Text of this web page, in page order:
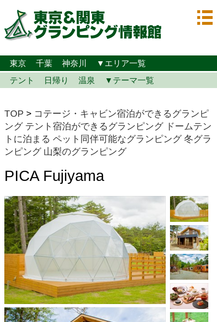
東京 千葉 神奈川
▼エリア一覧
テント
日帰り 温泉 ▼テーマ一覧
TOP > コテージ・キャビン宿泊ができるグランピ
ング テント宿泊ができるグランピング ドームテン
トに泊まる ペット同伴可能なグランピング 冬グラ
ンピング 山梨のグランピング
PICA Fujiyama